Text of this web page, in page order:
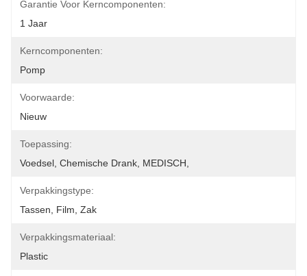
Garantie Voor Kerncomponenten:
1 Jaar
Kerncomponenten:
Pomp
Voorwaarde:
Nieuw
Toepassing:
Voedsel, Chemische Drank, MEDISCH,
Verpakkingstype:
Tassen, Film, Zak
Verpakkingsmateriaal:
Plastic